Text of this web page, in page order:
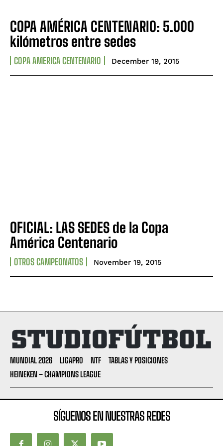
COPA AMÉRICA CENTENARIO: 5.000
kilómetros entre sedes
COPA AMERICA CENTENARIO December 19, 2015
OFICIAL: LAS SEDES de la Copa
América Centenario
OTROS CAMPEONATOS November 19, 2015
MUNDIAL 2026 LIGAPRO NTF
TABLAS Y POSICIONES
HEINEKEN – CHAMPIONS LEAGUE
SÍGUENOS EN NUESTRAS REDES